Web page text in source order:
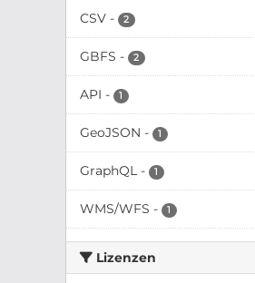
CSV - 2
GBFS - 2
API - 1
GeoJSON - 1
GraphQL - 1
WMS/WFS - 1
Lizenzen